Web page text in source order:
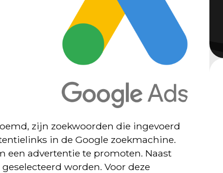
zijn zoekwoorden die ingevoerd
in de Google zoekmachine.
een advertentie te promoten. Naast
worden. Voor deze